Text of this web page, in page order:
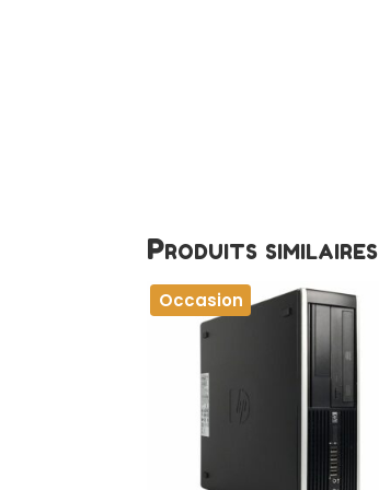
Produits similaires
Occasion